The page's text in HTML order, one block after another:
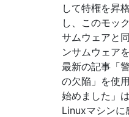
して特権を昇
し、このモッ
サムウェアと
ンサムウェア
最新の記事「
の欠陥」を使
始めました」
Linuxマシンに